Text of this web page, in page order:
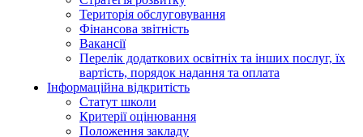
Територія обслуговування
Фінансова звітність
Вакансії
Перелік додаткових освітніх та інших послуг, їх
вартість, порядок надання та оплата
Інформаційна відкритість
Статут школи
Критерії оцінювання
Положення закладу